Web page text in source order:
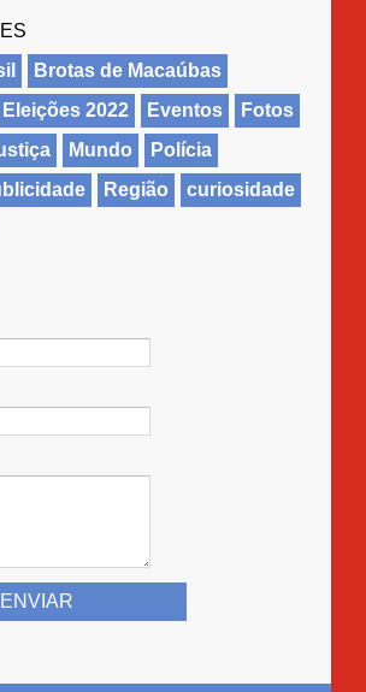
Brotas de Macaúbas
Eleições 2022 Eventos
Fotos
Mundo
Polícia
Região
curiosidade